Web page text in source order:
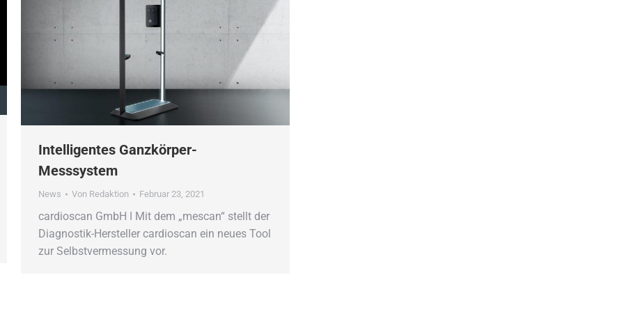
Intelligentes Ganzkörper-
Messsystem
News Von Redaktion Februar 23, 2021
cardioscan GmbH ǀ Mit dem „mescan“ stellt der
Diagnostik-Hersteller cardioscan ein neues Tool
zur Selbstvermessung vor.